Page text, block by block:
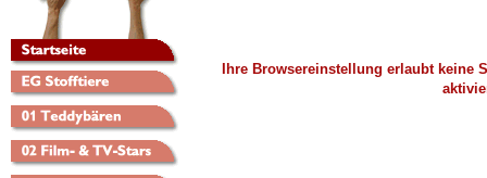
Ihre Browsereinstellung erlaubt keine